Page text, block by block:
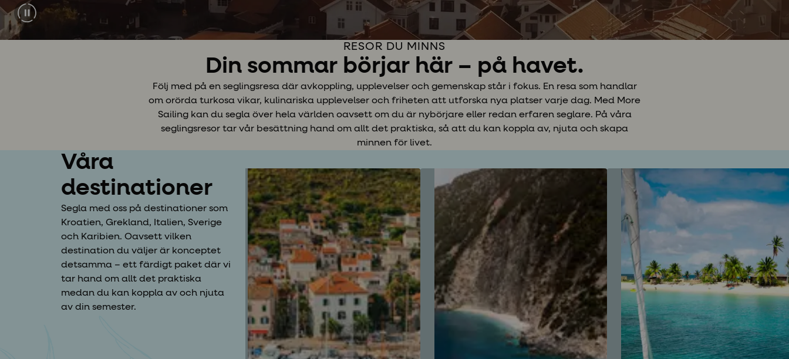
RESOR DU MINNS
Din sommar börjar här – på havet.
Följ med på en seglingsresa där avkoppling, upplevelser och gemenskap står i fokus. En resa som handlar
om orörda turkosa vikar, kulinariska upplevelser och friheten att utforska nya platser varje dag. Med More
Sailing kan du segla över hela världen oavsett om du är nybörjare eller redan erfaren seglare. På våra
seglingsresor tar vår besättning hand om allt det praktiska, så att du kan koppla av, njuta och skapa
minnen för livet.
Våra
destinationer
Segla med oss på destinationer som
Kroatien, Grekland, Italien, Sverige
och Karibien. Oavsett vilken
destination du väljer är konceptet
detsamma – ett färdigt paket där vi
tar hand om allt det praktiska
medan du kan koppla av och njuta
av din semester.